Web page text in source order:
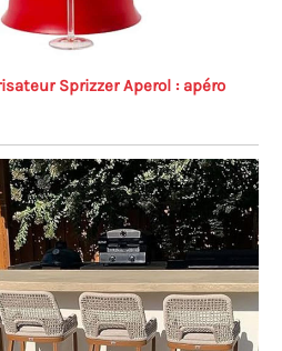
Sprizzer Aperol : apéro